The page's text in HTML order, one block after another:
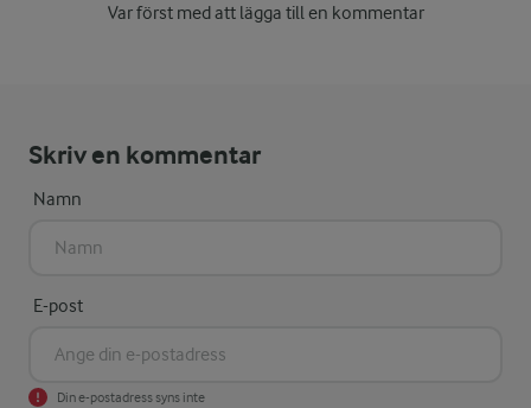
Var först med att lägga till en kommentar
Skriv en kommentar
Namn
E-post
Din e-postadress syns inte